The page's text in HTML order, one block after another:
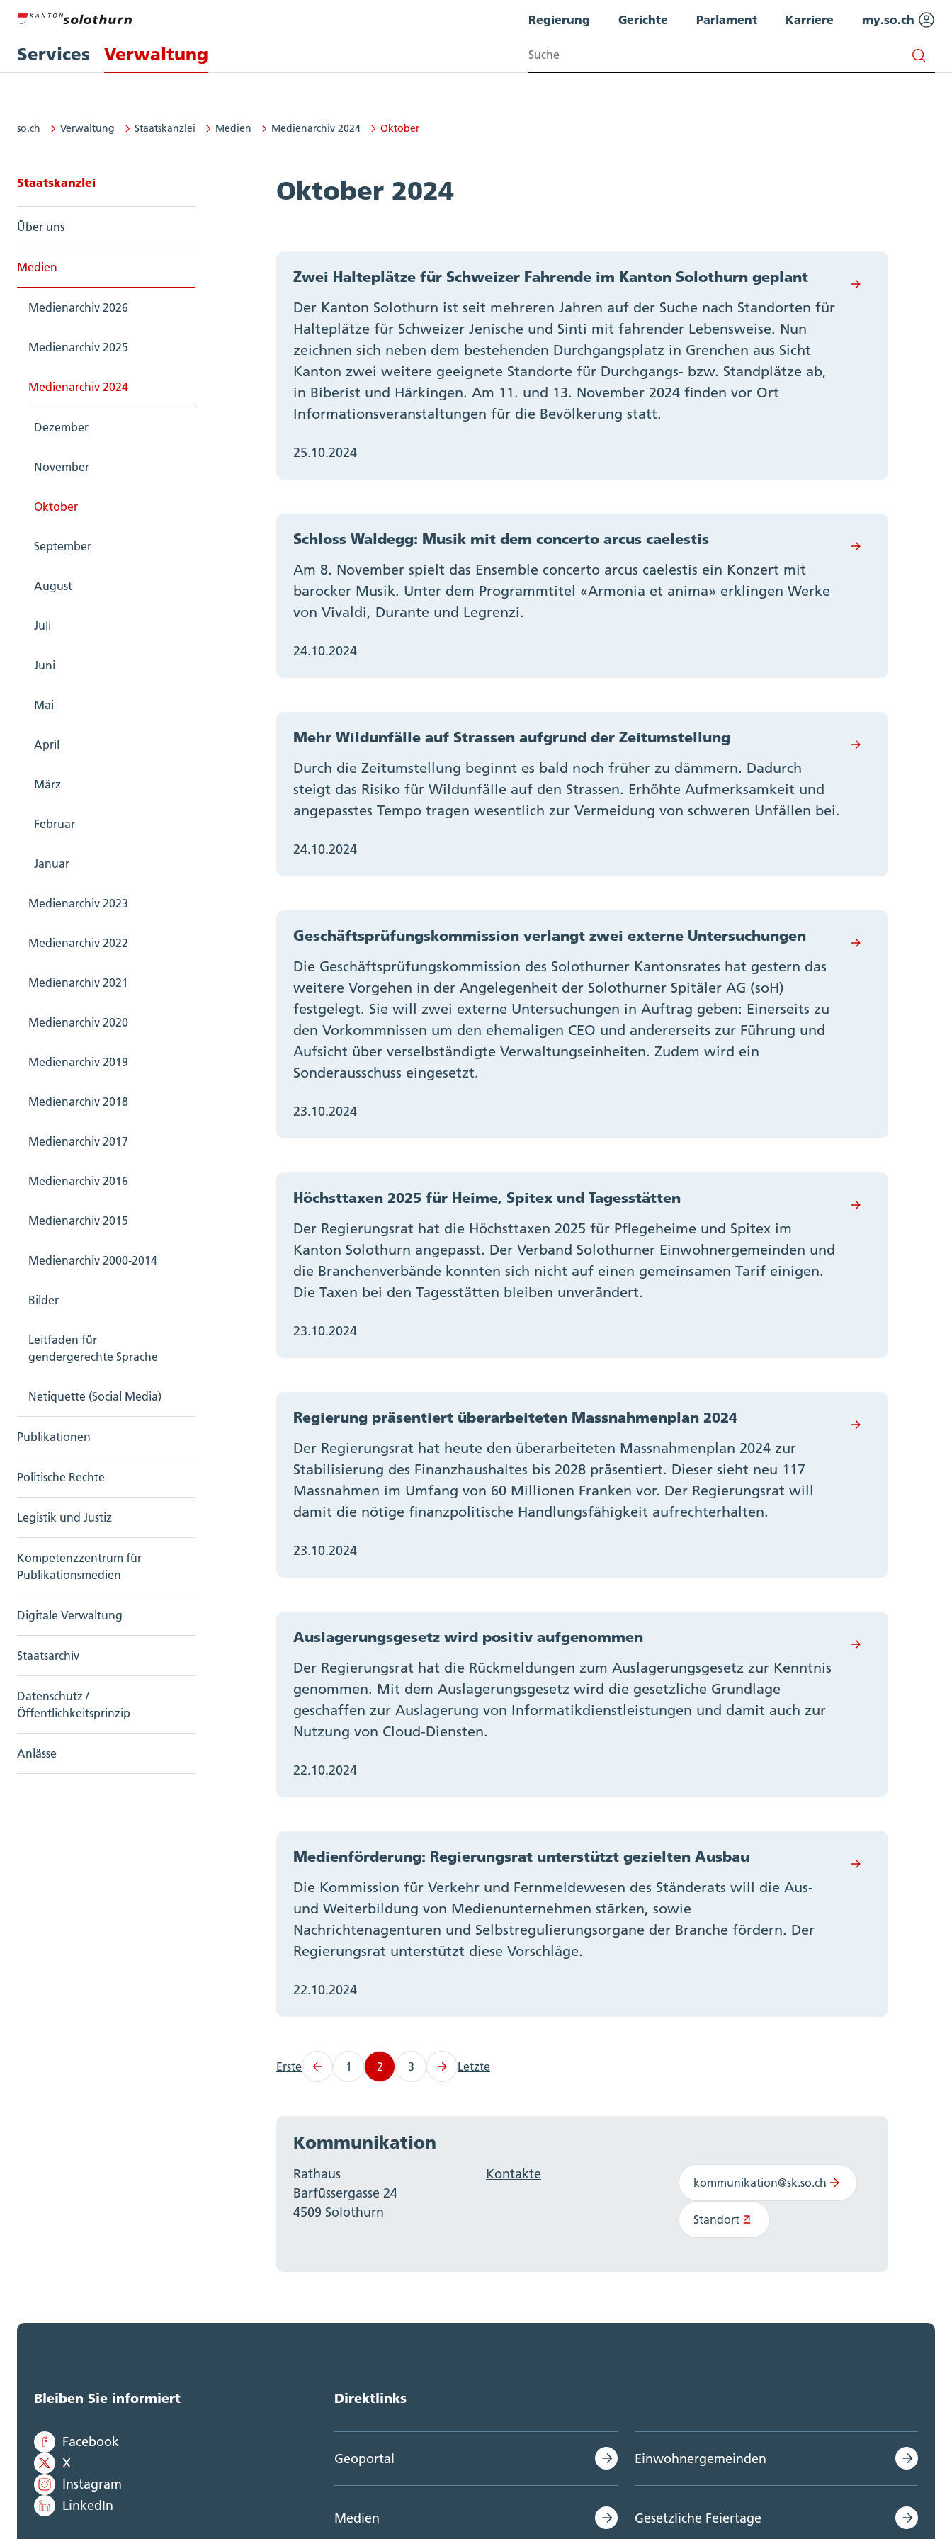
Services Verwaltung
Regierung Gerichte Parlament Karriere my.so.ch
Suchen
so.ch Verwaltung Staatskanzlei Medien Medienarchiv 2024 Oktober
Seitennavigation: Staatskanzlei
Staatskanzlei
Über uns
Medien
Medienarchiv 2026
Medienarchiv 2025
Medienarchiv 2024
Dezember
November
Oktober
September
August
Juli
Juni
Mai
April
März
Februar
Januar
Medienarchiv 2023
Medienarchiv 2022
Medienarchiv 2021
Medienarchiv 2020
Medienarchiv 2019
Medienarchiv 2018
Medienarchiv 2017
Medienarchiv 2016
Medienarchiv 2015
Medienarchiv 2000-2014
Bilder
Leitfaden für
gendergerechte Sprache
Netiquette (Social Media)
Publikationen
Politische Rechte
Legistik und Justiz
Kompetenzzentrum für
Publikationsmedien
Digitale Verwaltung
Staatsarchiv
Datenschutz /
Öffentlichkeitsprinzip
Anlässe
Oktober 2024
Zwei Halteplätze für Schweizer Fahrende im Kanton Solothurn geplant
Der Kanton Solothurn ist seit mehreren Jahren auf der Suche nach Standorten für
Halteplätze für Schweizer Jenische und Sinti mit fahrender Lebensweise. Nun
zeichnen sich neben dem bestehenden Durchgangsplatz in Grenchen aus Sicht
Kanton zwei weitere geeignete Standorte für Durchgangs- bzw. Standplätze ab,
in Biberist und Härkingen. Am 11. und 13. November 2024 finden vor Ort
Informationsveranstaltungen für die Bevölkerung statt.
25.10.2024
Schloss Waldegg: Musik mit dem concerto arcus caelestis
Am 8. November spielt das Ensemble concerto arcus caelestis ein Konzert mit
barocker Musik. Unter dem Programmtitel «Armonia et anima» erklingen Werke
von Vivaldi, Durante und Legrenzi.
24.10.2024
Mehr Wildunfälle auf Strassen aufgrund der Zeitumstellung
Durch die Zeitumstellung beginnt es bald noch früher zu dämmern. Dadurch
steigt das Risiko für Wildunfälle auf den Strassen. Erhöhte Aufmerksamkeit und
angepasstes Tempo tragen wesentlich zur Vermeidung von schweren Unfällen bei.
24.10.2024
Geschäftsprüfungskommission verlangt zwei externe Untersuchungen
Die Geschäftsprüfungskommission des Solothurner Kantonsrates hat gestern das
weitere Vorgehen in der Angelegenheit der Solothurner Spitäler AG (soH)
festgelegt. Sie will zwei externe Untersuchungen in Auftrag geben: Einerseits zu
den Vorkommnissen um den ehemaligen CEO und andererseits zur Führung und
Aufsicht über verselbständigte Verwaltungseinheiten. Zudem wird ein
Sonderausschuss eingesetzt.
23.10.2024
Höchsttaxen 2025 für Heime, Spitex und Tagesstätten
Der Regierungsrat hat die Höchsttaxen 2025 für Pflegeheime und Spitex im
Kanton Solothurn angepasst. Der Verband Solothurner Einwohnergemeinden und
die Branchenverbände konnten sich nicht auf einen gemeinsamen Tarif einigen.
Die Taxen bei den Tagesstätten bleiben unverändert.
23.10.2024
Regierung präsentiert überarbeiteten Massnahmenplan 2024
Der Regierungsrat hat heute den überarbeiteten Massnahmenplan 2024 zur
Stabilisierung des Finanzhaushaltes bis 2028 präsentiert. Dieser sieht neu 117
Massnahmen im Umfang von 60 Millionen Franken vor. Der Regierungsrat will
damit die nötige finanzpolitische Handlungsfähigkeit aufrechterhalten.
23.10.2024
Auslagerungsgesetz wird positiv aufgenommen
Der Regierungsrat hat die Rückmeldungen zum Auslagerungsgesetz zur Kenntnis
genommen. Mit dem Auslagerungsgesetz wird die gesetzliche Grundlage
geschaffen zur Auslagerung von Informatikdienstleistungen und damit auch zur
Nutzung von Cloud-Diensten.
22.10.2024
Medienförderung: Regierungsrat unterstützt gezielten Ausbau
Die Kommission für Verkehr und Fernmeldewesen des Ständerats will die Aus-
und Weiterbildung von Medienunternehmen stärken, sowie
Nachrichtenagenturen und Selbstregulierungsorgane der Branche fördern. Der
Regierungsrat unterstützt diese Vorschläge.
22.10.2024
Erste 1 2 3 Letzte
Kommunikation
Rathaus
Barfüssergasse 24
4509 Solothurn
Kontakte
kommunikation@sk.so.ch
Standort
Bleiben Sie informiert
Facebook
X
Instagram
LinkedIn
Direktlinks
Geoportal
Medien
Einwohnergemeinden
Gesetzliche Feiertage